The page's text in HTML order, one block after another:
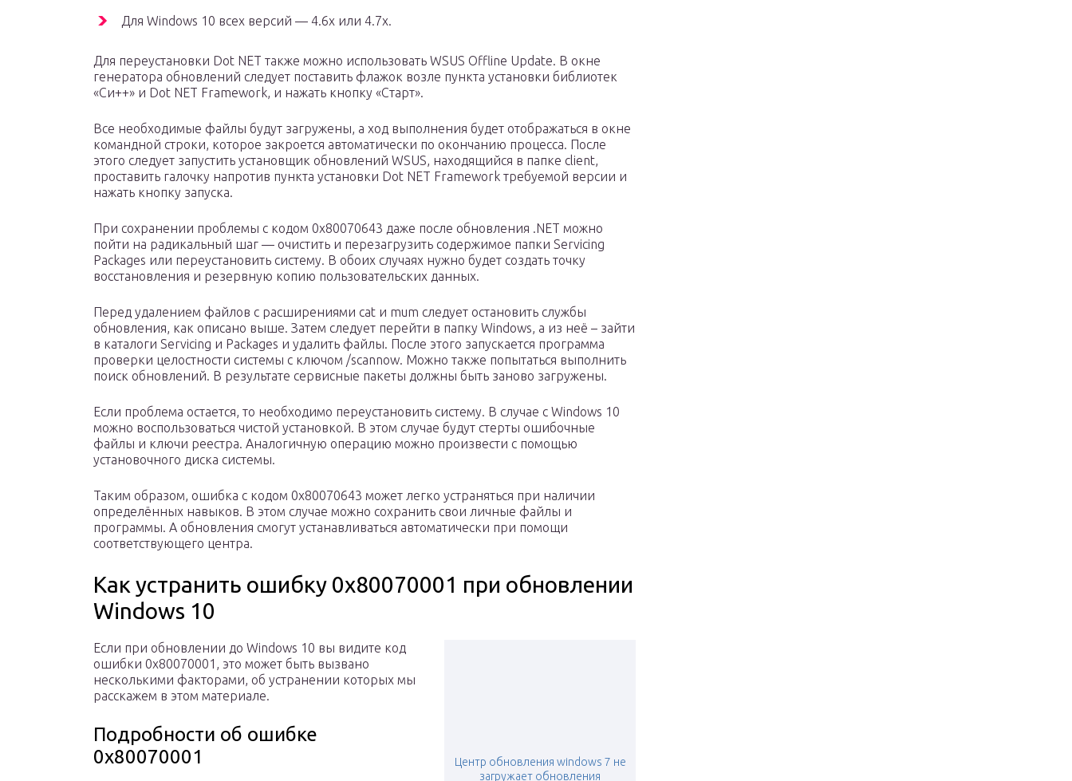
Для Windows 10 всех версий — 4.6x или 4.7x.
Для переустановки Dot NET также можно использовать WSUS Offline Update. В окне
генератора обновлений следует поставить флажок возле пункта установки библиотек
«Си++» и Dot NET Framework, и нажать кнопку «Старт».
Все необходимые файлы будут загружены, а ход выполнения будет отображаться в окне
командной строки, которое закроется автоматически по окончанию процесса. После
этого следует запустить установщик обновлений WSUS, находящийся в папке client,
проставить галочку напротив пункта установки Dot NET Framework требуемой версии и
нажать кнопку запуска.
При сохранении проблемы с кодом 0x80070643 даже после обновления .NET можно
пойти на радикальный шаг — очистить и перезагрузить содержимое папки Servicing
Packages или переустановить систему. В обоих случаях нужно будет создать точку
восстановления и резервную копию пользовательских данных.
Перед удалением файлов с расширениями cat и mum следует остановить службы
обновления, как описано выше. Затем следует перейти в папку Windows, а из неё – зайти
в каталоги Servicing и Packages и удалить файлы. После этого запускается программа
проверки целостности системы с ключом /scannow. Можно также попытаться выполнить
поиск обновлений. В результате сервисные пакеты должны быть заново загружены.
Если проблема остается, то необходимо переустановить систему. В случае с Windows 10
можно воспользоваться чистой установкой. В этом случае будут стерты ошибочные
файлы и ключи реестра. Аналогичную операцию можно произвести с помощью
установочного диска системы.
Таким образом, ошибка с кодом 0x80070643 может легко устраняться при наличии
определённых навыков. В этом случае можно сохранить свои личные файлы и
программы. А обновления смогут устанавливаться автоматически при помощи
соответствующего центра.
Как устранить ошибку 0х80070001 при обновлении
Windows 10
Центр обновления windows 7 не
загружает обновления
Если при обновлении до Windows 10 вы видите код
ошибки 0х80070001, это может быть вызвано
несколькими факторами, об устранении которых мы
расскажем в этом материале.
Подробности об ошибке
0х80070001